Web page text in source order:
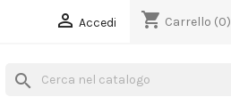
 Accedi shopping_cart Carrello (0)
search